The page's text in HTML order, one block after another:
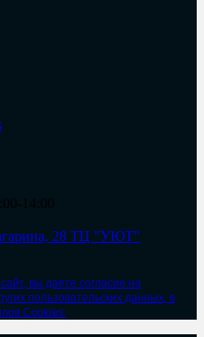
28 ТЦ "УЮТ"
вы даете согласие на
пользовательских данных, в
Cookies.